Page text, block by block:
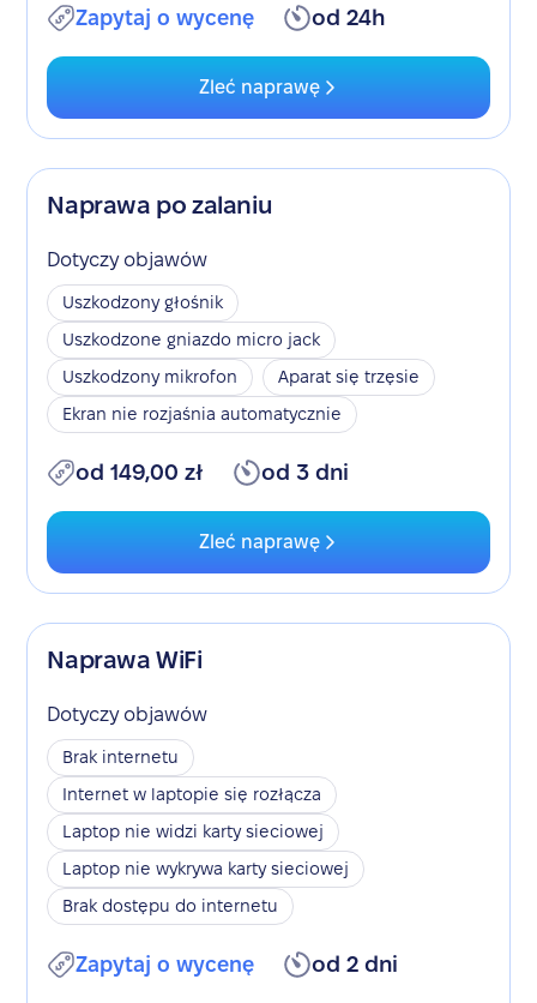
Zapytaj o wycenę od 24h
Zleć naprawę
Naprawa po zalaniu
Dotyczy objawów
Uszkodzony głośnik
Uszkodzone gniazdo micro jack
Uszkodzony mikrofon
Aparat się trzęsie
Ekran nie rozjaśnia automatycznie
od 149,00 zł od 3 dni
Zleć naprawę
Naprawa WiFi
Dotyczy objawów
Brak internetu
Internet w laptopie się rozłącza
Laptop nie widzi karty sieciowej
Laptop nie wykrywa karty sieciowej
Brak dostępu do internetu
Zapytaj o wycenę od 2 dni